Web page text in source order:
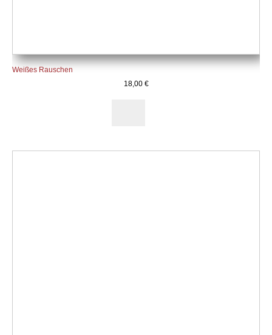
Weißes Rauschen
18,00 €